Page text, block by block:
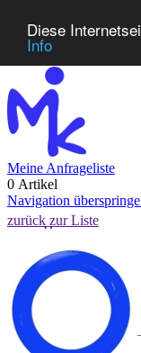
Diese
Info
Meine Anfrageliste
0 Artikel
Navigation
Home
Produkte
Neuheiten
Kontakt
zurück zur Liste